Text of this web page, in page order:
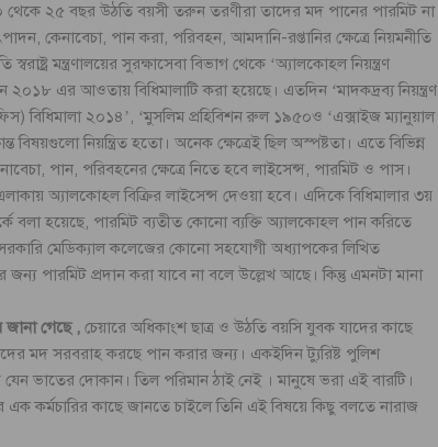
২৫ বছর উঠতি বয়সী তরুন তরণীরা তাদের মদ পানের পারমিট না
কেনাবেচা, পান করা, পরিবহন, আমদানি-রপ্তানির ক্ষেত্রে নিয়মনীতি
মন্ত্রণালয়ের সুরক্ষাসেবা বিভাগ থেকে ‘অ্যালকোহল নিয়ন্ত্রণ
২০১৮ এর আওতায় বিধিমালাটি করা হয়েছে। এতদিন ‘মাদকদ্রব্য নিয়ন্ত্রণ
বিধিমালা ২০১৪’, ‘মুসলিম প্রহিবিশন রুল ১৯৫০ও ‘এক্সাইজ ম্যানুয়াল
বিষয়গুলো নিয়ন্ত্রিত হতো। অনেক ক্ষেত্রেই ছিল অস্পষ্টতা। এতে বিভিন্ন
পান, পরিবহনের ক্ষেত্রে নিতে হবে লাইসেন্স, পারমিট ও পাস।
অ্যালকোহল বিক্রির লাইসেন্স দেওয়া হবে। এদিকে বিধিমালার ৩য়
বলা হয়েছে, পারমিট ব্যতীত কোনো ব্যক্তি অ্যালকোহল পান করিতে
মেডিক্যাল কলেজের কোনো সহযোগী অধ্যাপকের লিখিত
পারমিট প্রদান করা যাবে না বলে উল্লেখ আছে। কিন্তু এমনটা মানা
গেছে ,চেয়ারে অধিকাংশ ছাত্র ও উঠতি বয়সি যুবক যাদের কাছে
মদ সরবরাহ করছে পান করার জন্য। একইদিন ট্যুরিষ্ট পুলিশ
ভাতের দোকান। তিল পরিমান ঠাই নেই । মানুষে ভরা এই বারটি।
কর্মচারির কাছে জানতে চাইলে তিনি এই বিষয়ে কিছু বলতে নারাজ